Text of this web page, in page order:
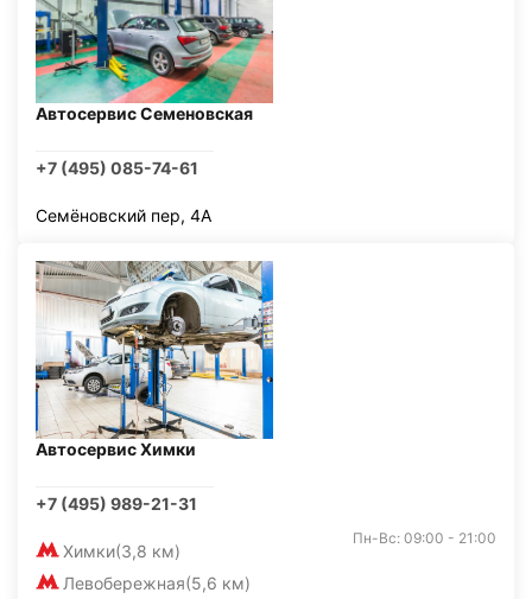
Автосервис Семеновская
+7 (495) 085-74-61
Семёновский пер, 4А
Автосервис Химки
+7 (495) 989-21-31
Химки(3,8 км)
Левобережная(5,6 км)
Пн-Вс: 09:00 - 21:00